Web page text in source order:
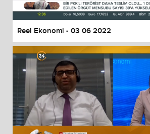
Reel Ekonomi - 03 06 2022